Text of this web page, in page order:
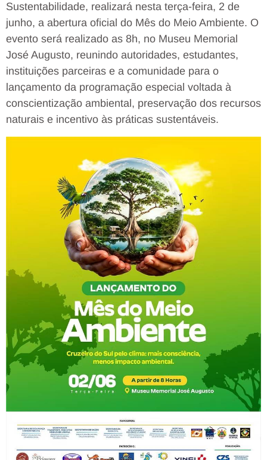
Sustentabilidade, realizará nesta terça-feira, 2 de
junho, a abertura oficial do Mês do Meio Ambiente. O
evento será realizado as 8h, no Museu Memorial
José Augusto, reunindo autoridades, estudantes,
instituições parceiras e a comunidade para o
lançamento da programação especial voltada à
conscientização ambiental, preservação dos recursos
naturais e incentivo às práticas sustentáveis.